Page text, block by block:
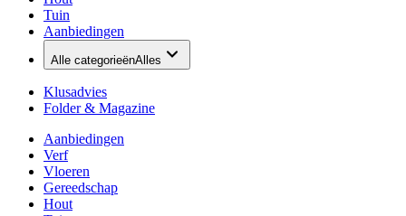
Tuin
Aanbiedingen
Alle categorieënAlles
Klusadvies
Folder & Magazine
Aanbiedingen
Verf
Vloeren
Gereedschap
Hout